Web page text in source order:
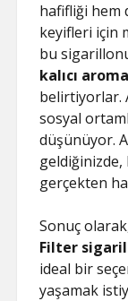
hafifliği hem
keyifleri için
bu
kalıcı
belirtiyorlar.
sosyal
düşünüyor.
geldiğinizde,
gerçekten
Sonuç
Filter
ideal bir
yaşamak